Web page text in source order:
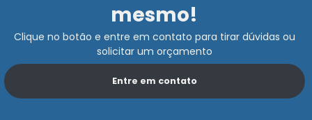
mesmo!
Clique no botão e entre em contato para tirar dúvidas ou
solicitar um orçamento
Entre em contato